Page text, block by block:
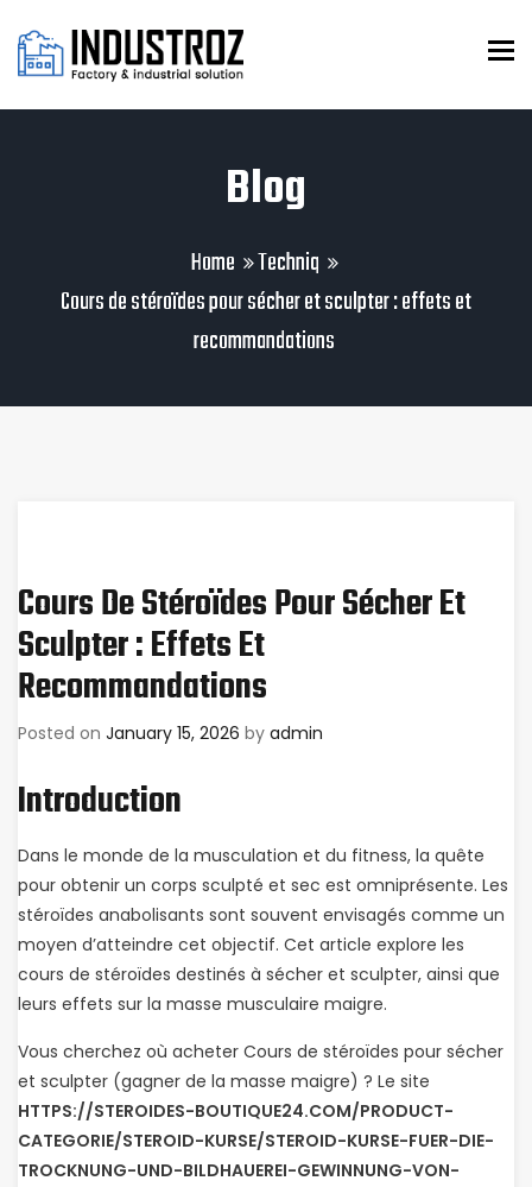
Blog
Home
Techniq
Cours de stéroïdes pour sécher et sculpter : effets et
recommandations
Cours De Stéroïdes Pour Sécher Et
Sculpter : Effets Et
Recommandations
Posted on January 15, 2026 by admin
Introduction
Dans le monde de la musculation et du fitness, la quête
pour obtenir un corps sculpté et sec est omniprésente. Les
stéroïdes anabolisants sont souvent envisagés comme un
moyen d’atteindre cet objectif. Cet article explore les
cours de stéroïdes destinés à sécher et sculpter, ainsi que
leurs effets sur la masse musculaire maigre.
Vous cherchez où acheter Cours de stéroïdes pour sécher
et sculpter (gagner de la masse maigre) ? Le site
HTTPS://STEROIDES-BOUTIQUE24.COM/PRODUCT-
CATEGORIE/STEROID-KURSE/STEROID-KURSE-FUER-DIE-
TROCKNUNG-UND-BILDHAUEREI-GEWINNUNG-VON-